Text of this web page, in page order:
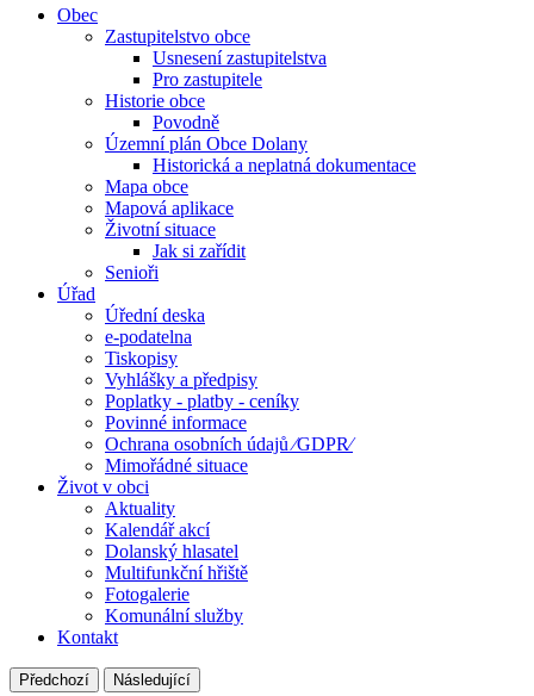
Obec
Zastupitelstvo obce
Usnesení zastupitelstva
Pro zastupitele
Historie obce
Povodně
Územní plán Obce Dolany
Historická a neplatná dokumentace
Mapa obce
Mapová aplikace
Životní situace
Jak si zařídit
Senioři
Úřad
Úřední deska
e-podatelna
Tiskopisy
Vyhlášky a předpisy
Poplatky - platby - ceníky
Povinné informace
Ochrana osobních údajů ⁄GDPR⁄
Mimořádné situace
Život v obci
Aktuality
Kalendář akcí
Dolanský hlasatel
Multifunkční hřiště
Fotogalerie
Komunální služby
Kontakt
Předchozí Následující